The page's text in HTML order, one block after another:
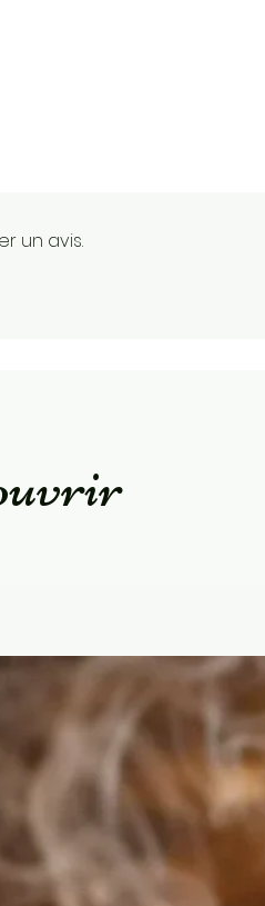
un avis.